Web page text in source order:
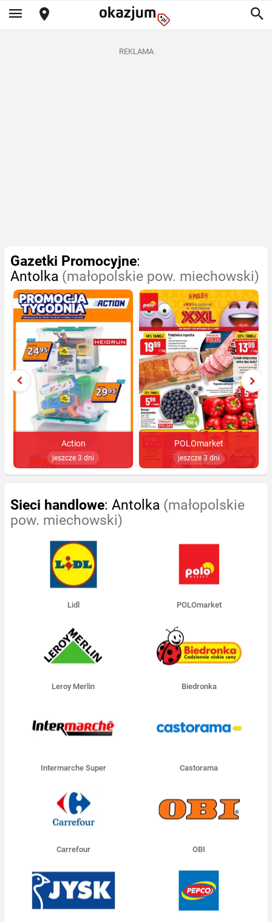
REKLAMA
Gazetki Promocyjne:
Antolka (małopolskie pow. miechowski)
Action
jeszcze 3 dni
POLOmarket
jeszcze 3 dni
Sieci handlowe: Antolka (małopolskie
pow. miechowski)
Lidl POLOmarket
Leroy Merlin Biedronka
Intermarche Super Castorama
Carrefour OBI